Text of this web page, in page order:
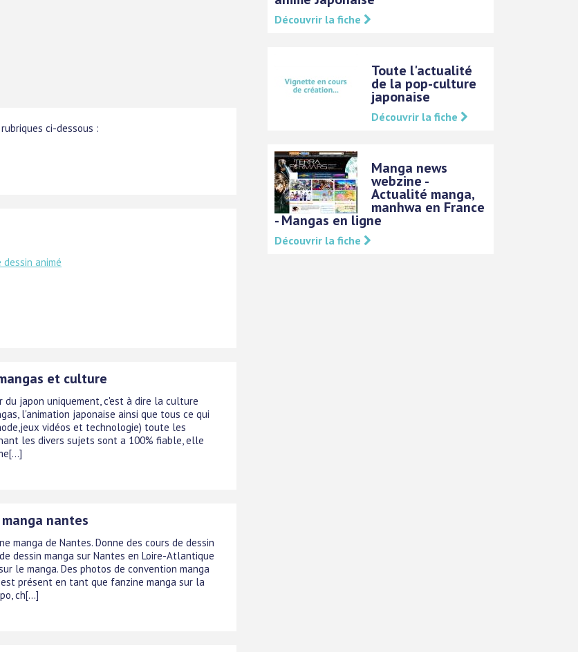
ci-dessous :
animé
et culture
japon uniquement, c'est à dire la culture
l'animation japonaise ainsi que tous ce qui
vidéos et technologie) toute les
les divers sujets sont a 100% fiable, elle
nantes
manga de Nantes. Donne des cours de dessin
dessin manga sur Nantes en Loire-Atlantique
le manga. Des photos de convention manga
est présent en tant que fanzine manga sur la
ch[...]
Découvrir la fiche
Toute l'actualité
de la pop-culture
japonaise
Découvrir la fiche
Manga news
webzine -
Actualité manga,
manhwa en France
- Mangas en ligne
Découvrir la fiche